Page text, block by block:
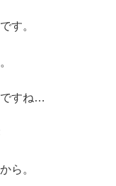
す。
ですね…
ら。